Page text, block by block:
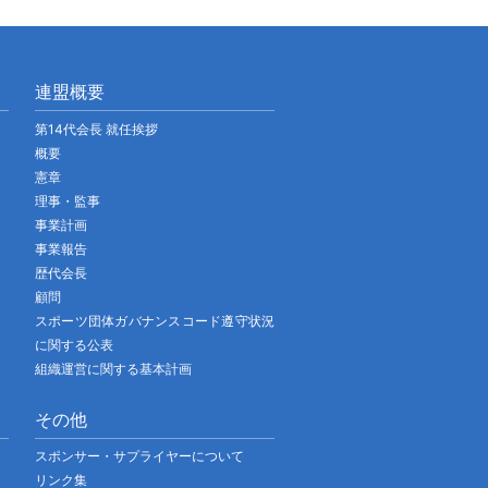
連盟概要
第14代会長 就任挨拶
概要
憲章
理事・監事
事業計画
事業報告
歴代会長
顧問
スポーツ団体ガバナンスコード遵守状況
に関する公表
組織運営に関する基本計画
その他
スポンサー・サプライヤーについて
リンク集